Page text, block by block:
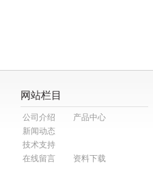
网站栏目
公司介绍
产品中心
新闻动态
技术支持
在线留言
资料下载